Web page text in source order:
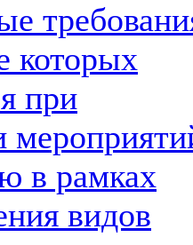
которых
при
в рамках
видов